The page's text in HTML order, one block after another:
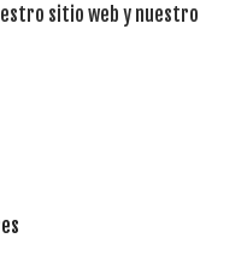
sitio web y nuestro